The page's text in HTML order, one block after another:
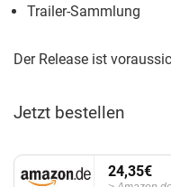
Trailer-Sammlung
Der Release ist
Jetzt bestellen
24,35€